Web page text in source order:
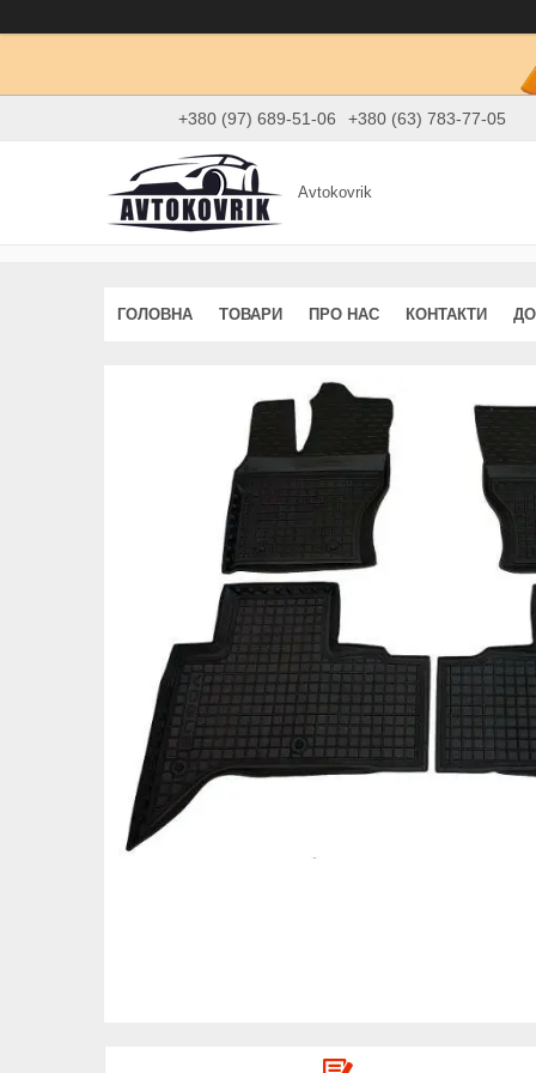
+380 (97) 689-51-06 +380 (63) 783-77-05
Avtokovrik
ГОЛОВНА ТОВАРИ ПРО НАС КОНТАКТИ